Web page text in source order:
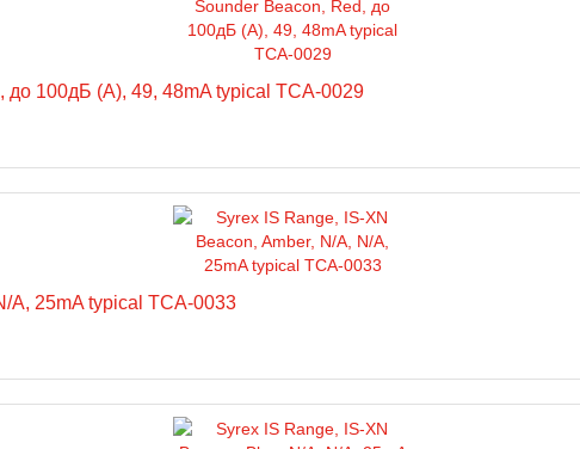
100дБ (A), 49, 48mA typical TCA-0029
A, 25mA typical TCA-0033